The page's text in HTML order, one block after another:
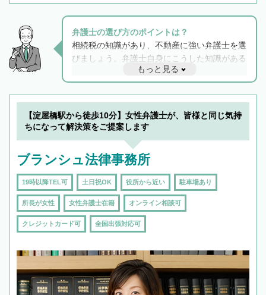
弁護士の選び方のポイントは？
相続税の知識があり、不動産に強い弁護士を選
びましょう。弁護士自身にこうした知識がある
と他士業との連携もスムーズに進み、トラブル
解決のみならず相続をトータルで任せることが
できます。また、相続は感情がからむ分野なの
でフィーリングも重要です。実際に電話や面談
で複数の弁護士と会話をしてウマが合う方に依
もっと見る
【淀屋橋駅から徒歩10分】女性弁護士が、皆様と同じ気持
ちになって解決策をご提案します
ブランシュ法律事務所
19時以降TEL可 土日祝OK 役所から近い 駐車場あり
所長が女性 女性弁護士在籍 オンライン相談可
クレジットカード可 全国出張対応可